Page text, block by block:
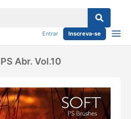
Entrar Inscreva-se
Abr. Vol.10